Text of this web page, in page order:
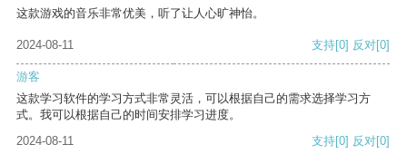
这款游戏的音乐非常优美，听了让人心旷神怡。
2024-08-11 支持[0] 反对[0]
游客
这款学习软件的学习方式非常灵活，可以根据自己的需求选择学习方
式。我可以根据自己的时间安排学习进度。
2024-08-11
支持[0] 反对[0]